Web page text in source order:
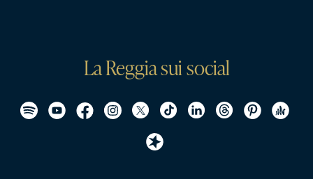
La Reggia sui social